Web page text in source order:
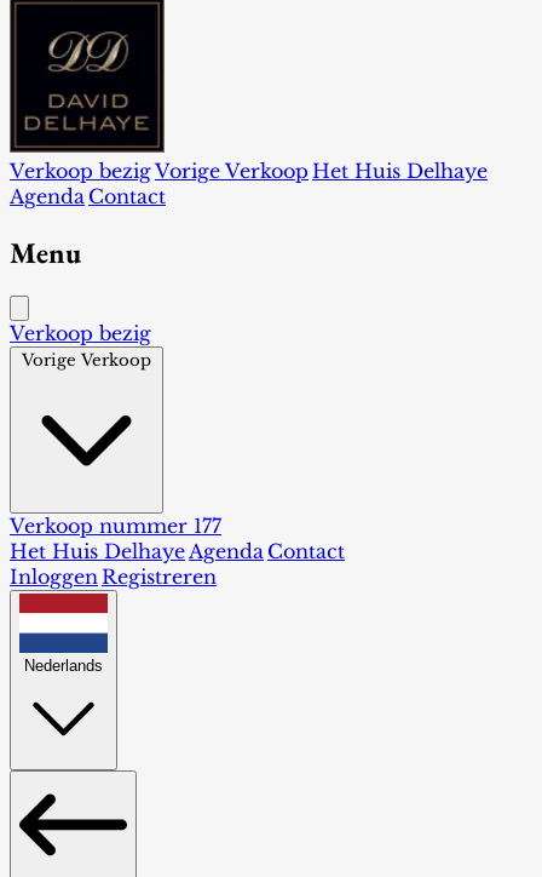
Verkoop bezigVorige Verkoop Het Huis Delhaye
Agenda Contact
Menu
Verkoop bezig
Vorige Verkoop
Verkoop nummer 177
Het Huis DelhayeAgenda Contact
InloggenRegistreren
Nederlands